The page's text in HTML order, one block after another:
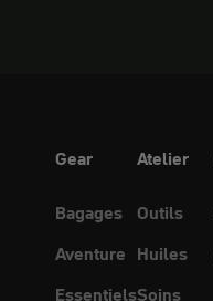
Gear
Bagages
Aventure
Essentiels
Atelier
Outils
Huiles
Soins